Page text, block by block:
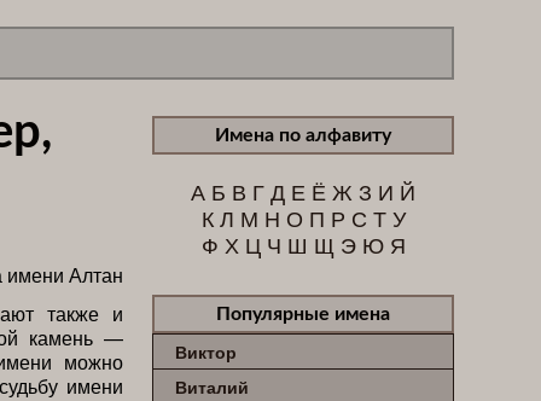
также и
камень —
можно
имени
Имена по алфавиту
А Б В ГД Е Ё Ж З И Й
К Л М Н О П Р С Т У
Ф Х Ц Ч Ш Щ Э Ю Я
Популярные имена
Виктор
Виталий